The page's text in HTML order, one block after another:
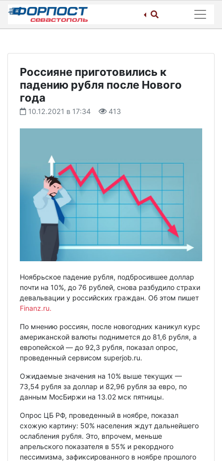
Skip
content
Россияне приготовились к
падению рубля после Нового
года
10.12.2021 в 17:34 413
Ноябрьское падение рубля, подбросившее доллар
почти на 10%, до 76 рублей, снова разбудило страхи
девальвации у российских граждан. Об этом пишет
Finanz.ru.
По мнению россиян, после новогодних каникул курс
американской валюты поднимется до 81,6 рубля, а
европейской — до 92,3 рубля, показал опрос,
проведенный сервисом superjob.ru.
Ожидаемые значения на 10% выше текущих —
73,54 рубля за доллар и 82,96 рубля за евро, по
данным МосБиржи на 13.02 мск пятницы.
Опрос ЦБ РФ, проведенный в ноябре, показал
схожую картину: 50% населения ждут дальнейшего
ослабления рубля. Это, впрочем, меньше
апрельского показателя в 55% и рекордного
пессимизма, зафиксированного в ноябре прошлого